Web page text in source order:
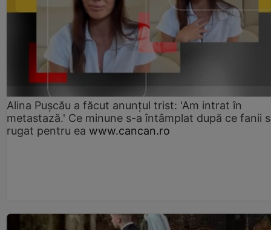
Alina Pușcău a făcut anunțul trist: 'Am intrat în
metastază.' Ce minune s-a întâmplat după ce fanii
rugat pentru ea www.cancan.ro